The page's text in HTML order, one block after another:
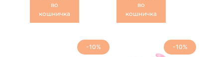
во
кошничка
во
кошничка
-10% -10%